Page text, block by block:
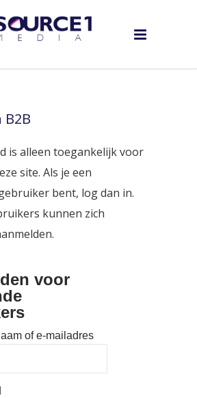
B2B
is alleen toegankelijk voor
site. Als je een
bent, log dan in.
kunnen zich
voor
of e-mailadres